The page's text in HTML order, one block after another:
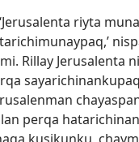
riyta
Rillay Jerusalenta
perqa